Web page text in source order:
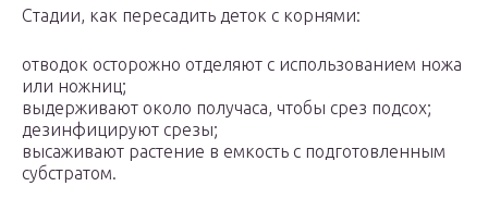
Стадии, как пересадить деток с корнями:
отводок осторожно отделяют с использованием ножа
или ножниц;
выдерживают около получаса, чтобы срез подсох;
дезинфицируют срезы;
высаживают растение в емкость с подготовленным
субстратом.